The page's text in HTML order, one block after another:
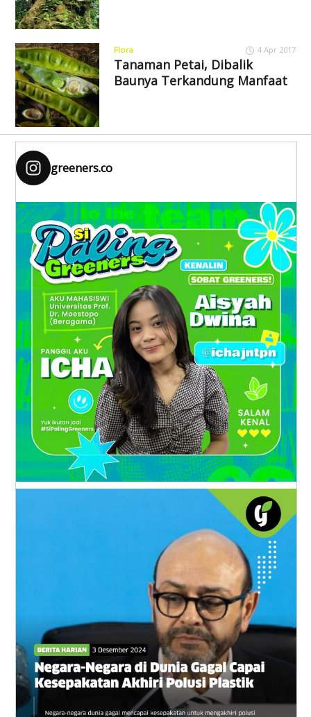
Flora 4 Apr 2017
Tanaman Petai, Dibalik
Baunya Terkandung Manfaat
greeners.co